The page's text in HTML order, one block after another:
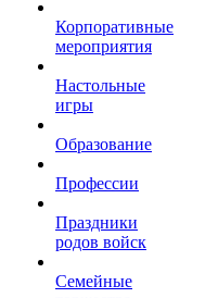
Корпоративные
мероприятия
Настольные
игры
Образование
Профессии
Праздники
родов войск
Семейные